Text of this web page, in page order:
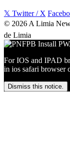
𝕏 Twitter / X
© 2026 A Limia
de Limia
For IOS and IPAD
in ios safari browser
Dismiss this notice.